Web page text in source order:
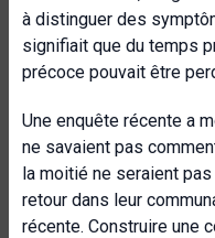
à distinguer des
signifiait que du temps
précoce pouvait être
Une enquête récente a
ne savaient pas
la moitié ne seraient
retour dans leur
récente. Construire une